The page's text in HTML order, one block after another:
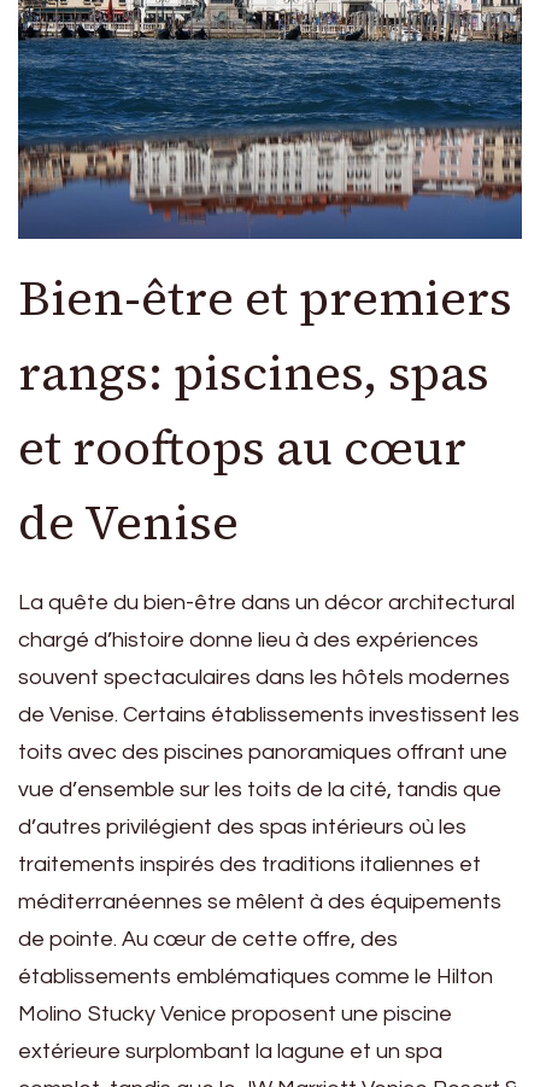
Bien-être et premiers
rangs: piscines, spas
et rooftops au cœur
de Venise
La quête du bien-être dans un décor architectural
chargé d’histoire donne lieu à des expériences
souvent spectaculaires dans les hôtels modernes
de Venise. Certains établissements investissent les
toits avec des piscines panoramiques offrant une
vue d’ensemble sur les toits de la cité, tandis que
d’autres privilégient des spas intérieurs où les
traitements inspirés des traditions italiennes et
méditerranéennes se mêlent à des équipements
de pointe. Au cœur de cette offre, des
établissements emblématiques comme le Hilton
Molino Stucky Venice proposent une piscine
extérieure surplombant la lagune et un spa